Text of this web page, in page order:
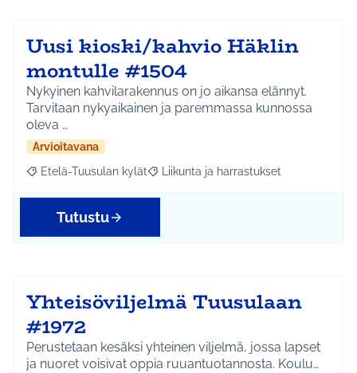
Uusi kioski/kahvio Häklin
montulle #1504
Nykyinen kahvilarakennus on jo aikansa elännyt.
Tarvitaan nykyaikainen ja paremmassa kunnossa
oleva …
Arvioitavana
Rajaa tulokset aihepiirin mukaan: Etelä-Tuusulan kylät
Etelä-Tuusulan kylät Rajaa tulokset teeman mukaan:
Liikunta ja harrastukset
Tutustu
Yhteisöviljelmä Tuusulaan
#1972
Perustetaan kesäksi yhteinen viljelmä, jossa lapset
ja nuoret voisivat oppia ruuantuotannosta. Koulu…